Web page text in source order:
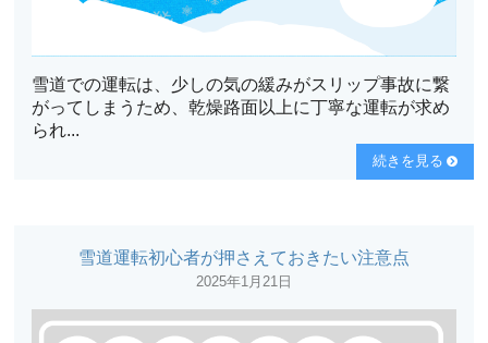
雪道での運転は、少しの気の緩みがスリップ事故に繋
がってしまうため、乾燥路面以上に丁寧な運転が求め
られ...
続きを見る
雪道運転初心者が押さえておきたい注意点
2025年1月21日